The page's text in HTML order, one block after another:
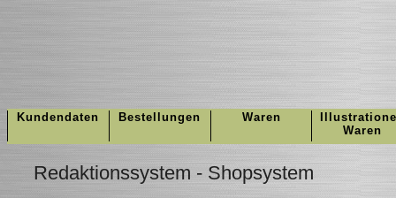
Redaktionssystem - Shopsystem
Kundendaten Bestellungen Waren
Waren